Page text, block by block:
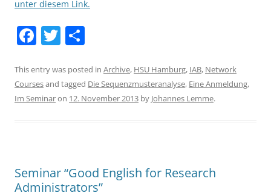
unter diesem Link.
F
c
e
k
T
itt
er
ar
e
This entry was posted in Archive, HSU Hamburg, IAB, Network
Coursesand tagged Die Sequenzmusteranalyse, Eine Anmeldung,
Im Seminaron 12. November 2013 by Johannes Lemme.
Seminar “Good English for Research
Administrators”